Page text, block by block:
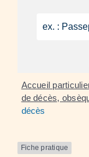
Accueil
de décès,
décès
Fiche pratique